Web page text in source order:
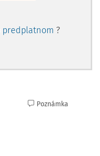
predplatnom ?
Poznámka